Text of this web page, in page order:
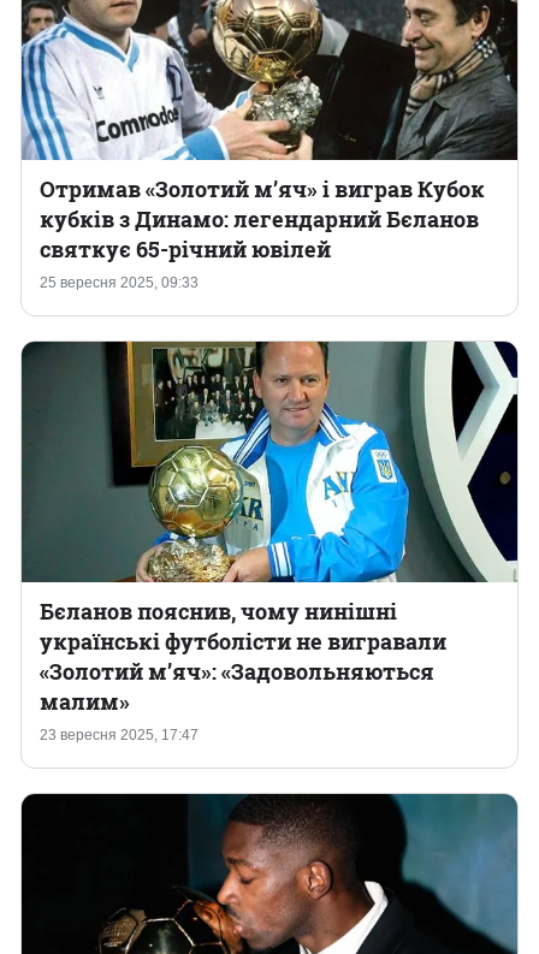
25 вересня 2025, 09:33
Отримав «Золотий м’яч» і виграв Кубок
кубків з Динамо: легендарний Бєланов
святкує 65-річний ювілей
23 вересня 2025, 17:47
Бєланов пояснив, чому нинішні
українські футболісти не вигравали
«Золотий м’яч‎»: «‎Задовольняються
малим»